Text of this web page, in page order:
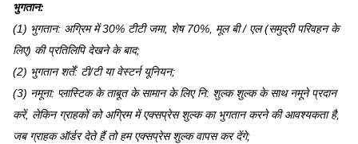
भुगतान:
(1) भुगतान: अग्रिम में 30% टीटी जमा, शेष 70%, मूल बी / एल (समुद्री परिवहन के
लिए) की प्रतिलिपि देखने के बाद;
(2) भुगतान शर्तें: टी/टी या वेस्टर्न यूनियन;
(3) नमूना: प्लास्टिक के ताबूत के सामान के लिए नि: शुल्क शुल्क के साथ नमूने प्रदान
करें, लेकिन ग्राहकों को अग्रिम में एक्सप्रेस शुल्क का भुगतान करने की आवश्यकता है,
जब ग्राहक ऑर्डर देते हैं तो हम एक्सप्रेस शुल्क वापस कर देंगे;